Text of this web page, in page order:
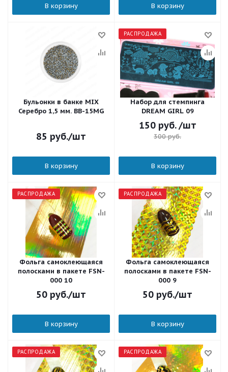
В корзину В корзину
Бульонки в банке MIX
Серебро 1,5 мм. BB-15MG
85 руб./шт
В корзину
РАСПРОДАЖА
Набор для стемпинга
DREAM GIRL 09
150руб. /шт
300руб.
В корзину
РАСПРОДАЖА
Фольга самоклеющаяся
полосками в пакете FSN-
000 10
50 руб./шт
В корзину
РАСПРОДАЖА
Фольга самоклеющаяся
полосками в пакете FSN-
000 9
50 руб./шт
В корзину
РАСПРОДАЖА РАСПРОДАЖА